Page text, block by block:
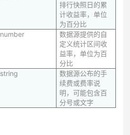
排行快照日的累
计收益率，单位
为百分比
number
数据源提供的自
定义统计区间收
益率，单位为百
分比
string
数据源公布的手
续费或费率说
明，可能包含百
分号或文字